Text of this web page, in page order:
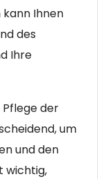
kann Ihnen
des
Ihre
der
um
und den
wichtig,